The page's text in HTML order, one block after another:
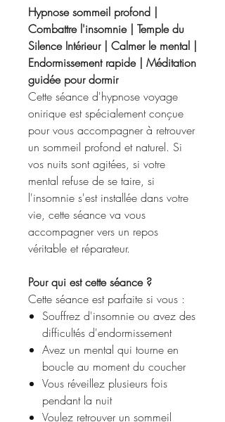
Hypnose sommeil profond |
Combattre l'insomnie | Temple du
Silence Intérieur | Calmer le mental |
Endormissement rapide | Méditation
guidée pour dormir
Cette séance d'hypnose voyage
onirique est spécialement conçue
pour vous accompagner à retrouver
un sommeil profond et naturel. Si
vos nuits sont agitées, si votre
mental refuse de se taire, si
l'insomnie s'est installée dans votre
vie, cette séance va vous
accompagner vers un repos
véritable et réparateur.
Pour qui est cette séance ?
Cette séance est parfaite si vous :
Souffrez d'insomnie ou avez des
difficultés d'endormissement
Avez un mental qui tourne en
boucle au moment du coucher
Vous réveillez plusieurs fois
pendant la nuit
Voulez retrouver un sommeil